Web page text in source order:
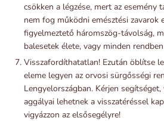
csökken a légzése, mert az esemény
nem fog működni emésztési zavarok
figyelmeztető háromszög-távolság,
balesetek élete, vagy minden
Visszafordíthatatlan! Ezután öblítse
eleme legyen az orvosi sürgősségi
Lengyelországban. Kérjen
aggályai lehetnek a visszatéréssel
vigyázzon az elsősegélyre!